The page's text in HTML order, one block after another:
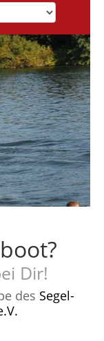
Dir!
des Segel-